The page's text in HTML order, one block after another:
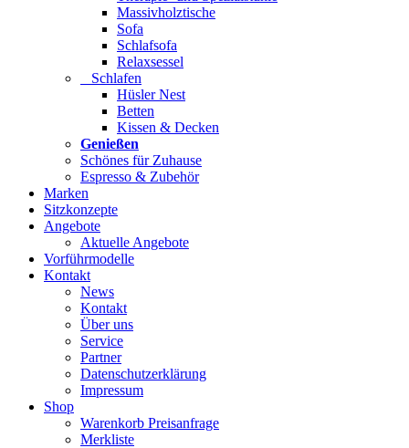
Massivholztische
Sofa
Schlafsofa
Relaxsessel
Schlafen
Hüsler Nest
Betten
Kissen & Decken
Genießen
Schönes für Zuhause
Espresso & Zubehör
Marken
Sitzkonzepte
Angebote
Aktuelle Angebote
Vorführmodelle
Kontakt
News
Kontakt
Über uns
Service
Partner
Datenschutzerklärung
Impressum
Shop
Warenkorb Preisanfrage
Merkliste